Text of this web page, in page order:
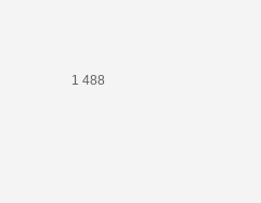
1 488